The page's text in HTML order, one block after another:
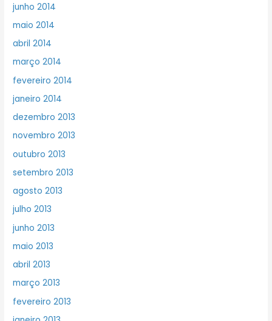
junho 2014
maio 2014
abril 2014
março 2014
fevereiro 2014
janeiro 2014
dezembro 2013
novembro 2013
outubro 2013
setembro 2013
agosto 2013
julho 2013
junho 2013
maio 2013
abril 2013
março 2013
fevereiro 2013